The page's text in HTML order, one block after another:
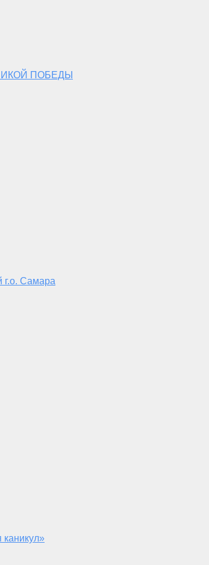
ПОБЕДЫ
г.о. Самара